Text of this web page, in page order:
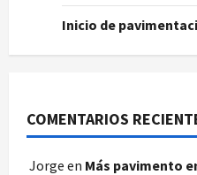
Inicio de
COMENTARIOS
Jorge en Más pavimento